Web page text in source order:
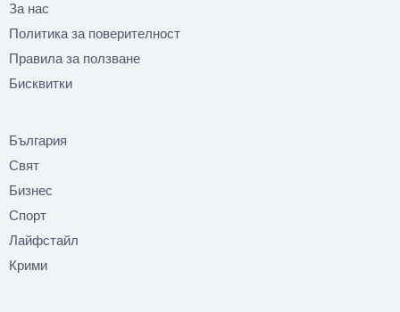
За нас
Политика за поверителност
Правила за ползване
Бисквитки
България
Свят
Бизнес
Спорт
Лайфстайл
Крими